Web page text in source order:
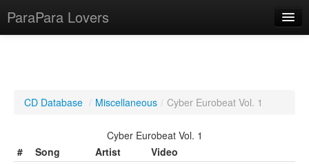
ParaPara Lovers
TechPara Video Database
CD Database / Miscellaneous / Cyber Eurobeat Vol. 1
Cyber Eurobeat Vol. 1
#
Song Artist
Video